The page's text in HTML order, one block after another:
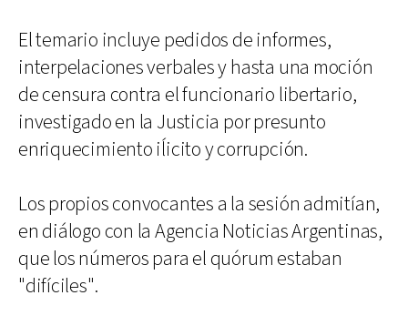
El temario incluye pedidos de informes,
interpelaciones verbales y hasta una moción
de censura contra el funcionario libertario,
investigado en la Justicia por presunto
enriquecimiento iĺicito y corrupción.
Los propios convocantes a la sesión admitían,
en diálogo con la Agencia Noticias Argentinas,
que los números para el quórum estaban
"difíciles".